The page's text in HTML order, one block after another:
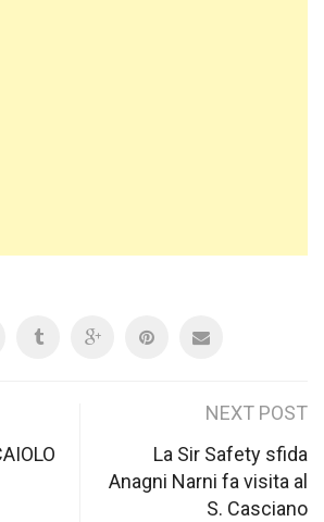
NEXT POST
La Sir Safety sfida
Anagni Narni fa visita al
S. Casciano